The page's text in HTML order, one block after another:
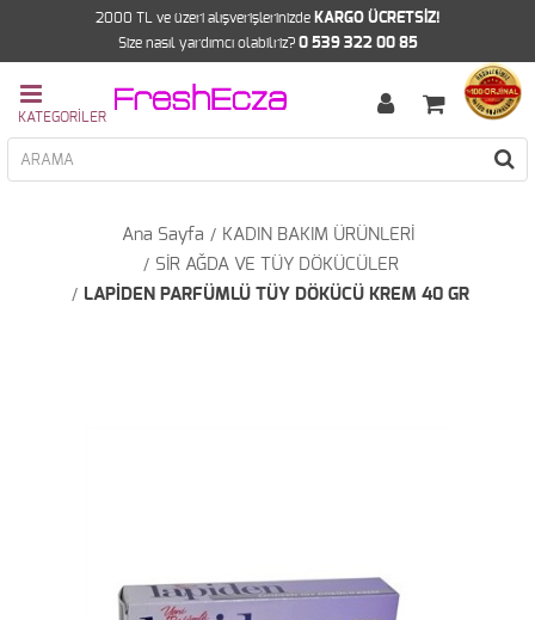
2000 TL ve üzeri alışverişlerinizde KARGO ÜCRETSİZ!
Size nasıl yardımcı olabilriz? 0 539 322 00 85
Ana Sayfa
KADIN BAKIM ÜRÜNLERİ
SİR AĞDA VE TÜY DÖKÜCÜLER
LAPİDEN PARFÜMLÜ TÜY DÖKÜCÜ KREM 40 GR